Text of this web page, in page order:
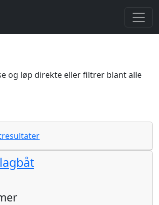
og løp direkte eller filtrer blant alle